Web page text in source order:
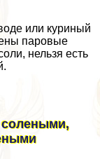
или куриный
паровые
нельзя есть
солеными,